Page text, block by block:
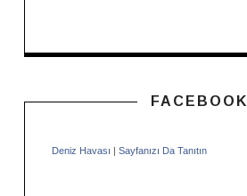
FACEBOOK
Deniz Havası | Sayfanızı Da Tanıtın